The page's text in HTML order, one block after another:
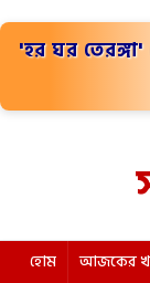
'হর ঘর
হোম আজকের